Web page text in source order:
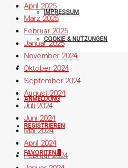
IMPRESSUM
COOKIE & NUTZUNGEN
SERVICE-PORTAL
ANMELDUNG
REGISTRIEREN
FAVORITEN
April 2025
März 2025
Februar 2025
Januar 2025
November 2024
Oktober 2024
September 2024
August 2024
Juli 2024
Juni 2024
Mai 2024
April 2024
Februar 2024